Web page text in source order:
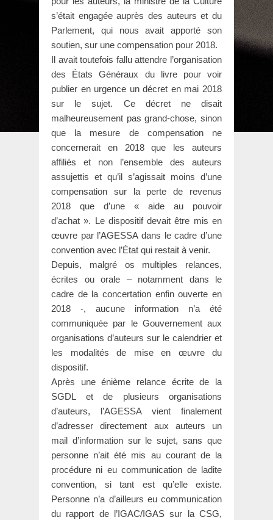
s’était engagée auprès des auteurs et du
Parlement, qui nous avait apporté son
soutien, sur une compensation pour 2018.
Il avait toutefois fallu attendre l’organisation
des États Généraux du livre pour voir
publier en urgence un décret en mai 2018
sur le sujet. Ce décret ne disait
malheureusement pas grand-chose, sinon
que la mesure de compensation ne
concernerait en 2018 que les auteurs
affiliés et non l’ensemble des auteurs
assujettis et qu’il s’agissait moins d’une
compensation sur la perte de revenus
2018 que d’une « aide au pouvoir
d’achat ». Le dispositif devait être mis en
œuvre par l’AGESSA dans le cadre d’une
convention avec l’État qui restait à venir.
Depuis, malgré os multiples relances,
écrites ou orale – notamment dans le
cadre de la concertation enfin ouverte en
2018 -, aucune information n’a été
communiquée par le Gouvernement aux
organisations d’auteurs sur le calendrier et
les modalités de mise en œuvre du
dispositif.
Après une énième relance écrite de la
SGDL et de plusieurs organisations
d’auteurs, l’AGESSA vient finalement
d’adresser directement aux auteurs un
mail d’information sur le sujet, sans que
personne n’ait été mis au courant de la
procédure ni eu communication de ladite
convention, si tant est qu’elle existe.
Personne n’a d’ailleurs eu communication
du rapport de l’IGAC/IGAS sur la CSG,